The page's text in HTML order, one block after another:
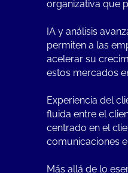
organizativa que
IA y análisis
permiten a las
acelerar su
estos mercados
Experiencia del
fluida entre el
centrado en el
comunicaciones
Más allá de lo